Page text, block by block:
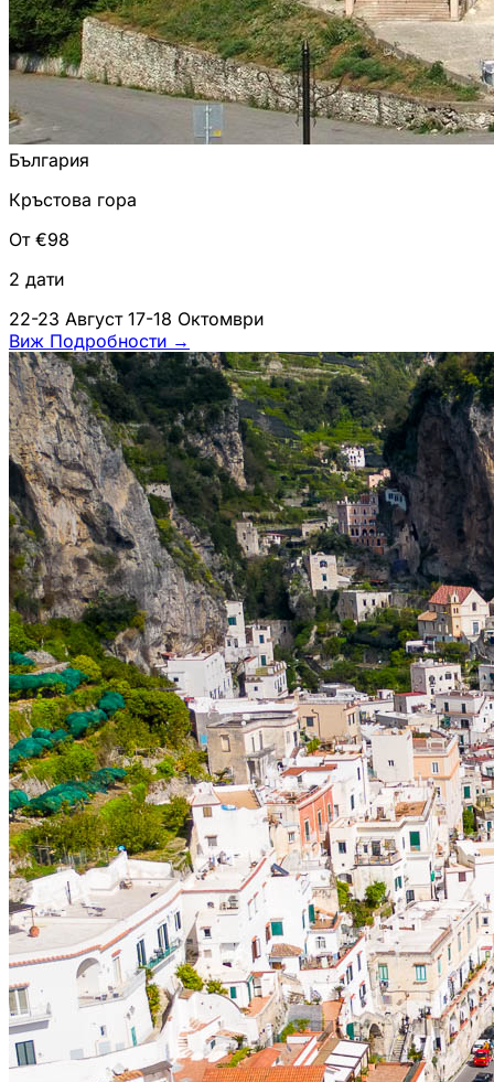
България
Кръстова гора
От €98
2 дати
22-23 Август 17-18 Октомври
Виж Подробности →